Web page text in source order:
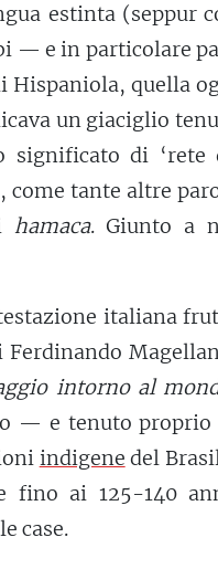
estinta (seppur
— e in particolare
Hispaniola, quella
un giaciglio
significato di ‘rete
come tante altre
hamaca. Giunto a
italiana
intorno al
— e tenuto
indigene del
fino ai 125-140
case.